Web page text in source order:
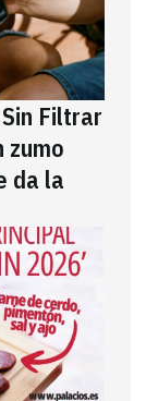
Filtrar
zumo
da la